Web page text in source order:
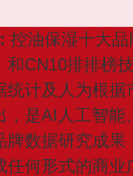
控油保湿十大
和CN10排排榜
统计及人为根
，是AI人工智能
牌数据研究成
任何形式的商业